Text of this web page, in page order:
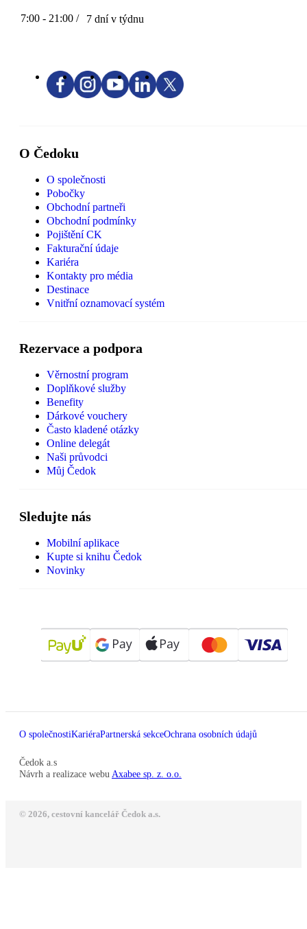
7:00 - 21:00 / 7 dní v týdnu
O Čedoku
O společnosti
Pobočky
Obchodní partneři
Obchodní podmínky
Pojištění CK
Fakturační údaje
Kariéra
Kontakty pro média
Destinace
Vnitřní oznamovací systém
Rezervace a podpora
Věrnostní program
Doplňkové služby
Benefity
Dárkové vouchery
Často kladené otázky
Online delegát
Naši průvodci
Můj Čedok
Sledujte nás
Mobilní aplikace
Kupte si knihu Čedok
Novinky
O společnostiKariéraPartnerská sekceOchrana osobních údajů
Čedok a.s
Návrh a realizace webu Axabee sp. z. o.o.
© 2026, cestovní kancelář Čedok a.s.